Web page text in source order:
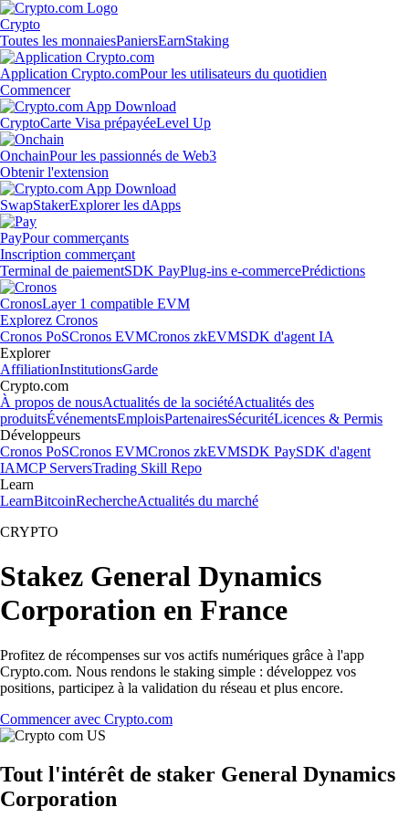
Crypto
Toutes les monnaiesPaniersEarnStaking
Application Crypto.comPour les utilisateurs du quotidien
Commencer
CryptoCarte Visa prépayéeLevel Up
OnchainPour les passionnés de Web3
Obtenir l'extension
SwapStakerExplorer les dApps
PayPour commerçants
Inscription commerçant
Terminal de paiementSDK PayPlug-ins e-commercePrédictions
CronosLayer 1 compatible EVM
Explorez Cronos
Cronos PoSCronos EVMCronos zkEVMSDK d'agent IA
Explorer
AffiliationInstitutionsGarde
Crypto.com
À propos de nousActualités de la sociétéActualités des
produitsÉvénementsEmploisPartenairesSécuritéLicences & Permis
Développeurs
Cronos PoSCronos EVMCronos zkEVMSDK PaySDK d'agent
IAMCP ServersTrading Skill Repo
Learn
LearnBitcoinRechercheActualités du marché
CRYPTO
Stakez General Dynamics
Corporation en France
Profitez de récompenses sur vos actifs numériques grâce à l'app
Crypto.com. Nous rendons le staking simple : développez vos
positions, participez à la validation du réseau et plus encore.
Commencer avec Crypto.com
Tout l'intérêt de staker General Dynamics
Corporation